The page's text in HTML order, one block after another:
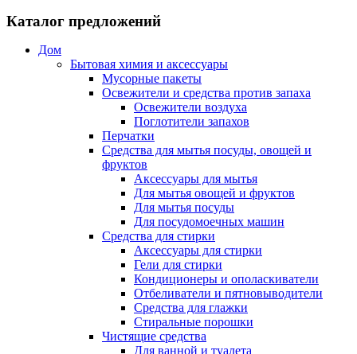
Каталог предложений
Дом
Бытовая химия и аксессуары
Мусорные пакеты
Освежители и средства против запаха
Освежители воздуха
Поглотители запахов
Перчатки
Средства для мытья посуды, овощей и
фруктов
Аксессуары для мытья
Для мытья овощей и фруктов
Для мытья посуды
Для посудомоечных машин
Средства для стирки
Аксессуары для стирки
Гели для стирки
Кондиционеры и ополаскиватели
Отбеливатели и пятновыводители
Средства для глажки
Стиральные порошки
Чистящие средства
Для ванной и туалета